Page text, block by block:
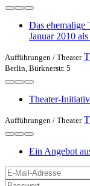
Das ehemalige
Januar 2010
Aufführungen / Theater
Berlin, Bürknerstr. 5
Theater-
Aufführungen / Theater
Ein Angebot